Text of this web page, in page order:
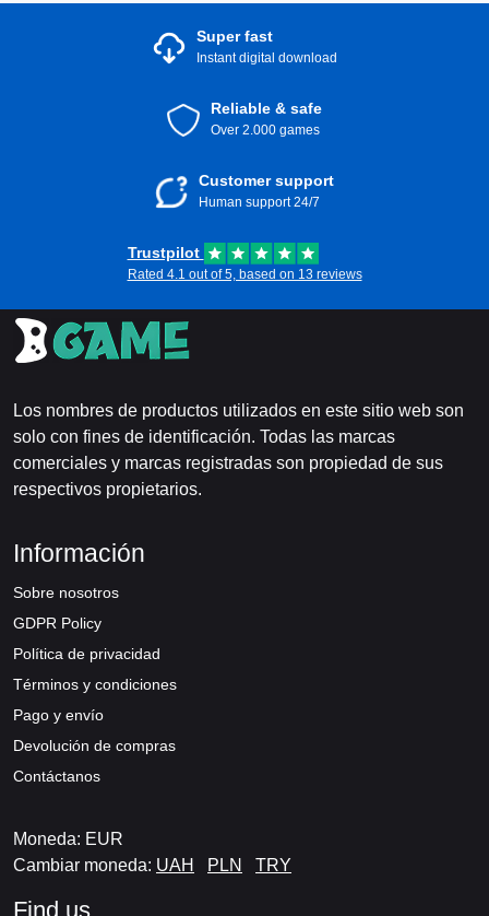
Super fast
Instant digital download
Reliable & safe
Over 2.000 games
Customer support
Human support 24/7
Trustpilot
Rated 4.1 out of 5, based on 13 reviews
Los nombres de productos utilizados en este sitio web son
solo con fines de identificación. Todas las marcas
comerciales y marcas registradas son propiedad de sus
respectivos propietarios.
Información
Sobre nosotros
GDPR Policy
Política de privacidad
Términos y condiciones
Pago y envío
Devolución de compras
Contáctanos
Moneda: EUR
Cambiar moneda: UAH PLN TRY
Find us